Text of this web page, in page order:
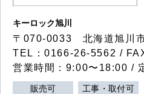
キーロック旭川
〒070-0033 北海道旭川
TEL：0166-26-5562 /
営業時間：9:00〜18:00 /
販売可 工事・取付可